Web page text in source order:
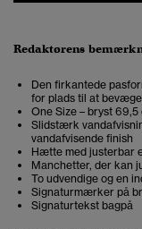
Redaktørens
Den firkantede
for plads til at
One Size – bryst
Slidstærk
vandafvisende finish
Hætte med justerbar
Manchetter, der kan
To udvendige og en
Signaturmærker på
Signaturtekst bagpå